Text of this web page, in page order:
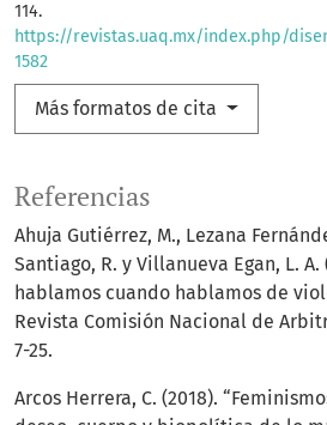
114.
https://revistas.uaq.mx/index.php/
1582
Más formatos de cita
Referencias
Ahuja Gutiérrez, M., Lezana
Santiago, R. y Villanueva Egan, L. A.
hablamos cuando hablamos de
Revista Comisión Nacional de
7-25.
Arcos Herrera, C. (2018).